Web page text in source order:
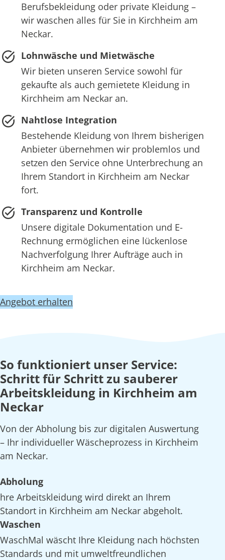
Berufsbekleidung oder private Kleidung –
wir waschen alles für Sie in Kirchheim am
Neckar.
Lohnwäsche und Mietwäsche
Wir bieten unseren Service sowohl für
gekaufte als auch gemietete Kleidung in
Kirchheim am Neckar an.
Nahtlose Integration
Bestehende Kleidung von Ihrem bisherigen
Anbieter übernehmen wir problemlos und
setzen den Service ohne Unterbrechung an
Ihrem Standort in Kirchheim am Neckar
fort.
Transparenz und Kontrolle
Unsere digitale Dokumentation und E-
Rechnung ermöglichen eine lückenlose
Nachverfolgung Ihrer Aufträge auch in
Kirchheim am Neckar.
Angebot erhalten
So funktioniert unser Service:
Schritt für Schritt zu sauberer
Arbeitskleidung in Kirchheim am
Neckar
Von der Abholung bis zur digitalen Auswertung
– Ihr individueller Wäscheprozess in Kirchheim
am Neckar.
Abholung
hre Arbeitskleidung wird direkt an Ihrem
Standort in Kirchheim am Neckar abgeholt.
Waschen
WaschMal wäscht Ihre Kleidung nach höchsten
Standards und mit umweltfreundlichen